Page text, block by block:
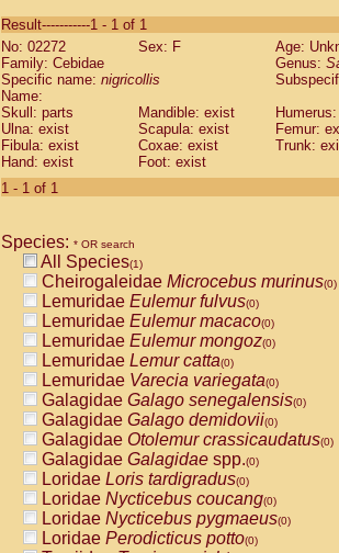
CebidaeSaguinus labiatus(0)
Cebidae Saguinus leucopus (0)
Cebidae
CebidaeSaguinus mystax
Cebidae Saguinus nigricollis (1)
Cebidae Saguinus oedipus
Cebidae Saguinus weddelli
Cebidae Saguinusspp.
Cebidae
CebidaeCebus capucinus
CebidaeCebus nigrivittatus
CebidaeCebus spp.(0)
CebidaeSaimiri boliviensis(0)
CebidaeSaimiri sciureus(0)
AtelidaeAlouatta caraya(0)
AtelidaeAlouatta fusca(0)
AtelidaeAlouatta seniculus(0)
AtelidaeAlouattaspp.(0)
AtelidaeAteles belzebuth(0)
AtelidaeAteles geoffroyi(0)
AtelidaeAteles paniscus(0)
AtelidaeAtelesspp.(0)
AtelidaeLagothrix lagothricha(0)
AtelidaeLagothrix lagothricha cana
PitheciidaeCacajao calvus
Result-----------1 - 1 of 1
No: 02272
Sex: F
Age:
Family: Cebidae
Genus:
Specific name: nigricollis
Name:
Skull: parts
Mandible: exist
Ulna: exist
Scapula: exist
Femur:
Fibula: exist
Coxae: exist
Trunk:
Hand: exist
Foot: exist
1 - 1 of 1
Species: * OR search
All Species(1)
Cheirogaleidae Microcebus murinus(0)
Lemuridae Eulemur fulvus(0)
Lemuridae Eulemur macaco(0)
Lemuridae Eulemur mongoz(0)
Lemuridae Lemur catta(0)
Lemuridae Varecia variegata(0)
Galagidae Galago senegalensis(0)
Galagidae Galago demidovii(0)
Galagidae Otolemur crassicaudatus(0)
Galagidae Galagidae spp.(0)
Loridae Loris tardigradus(0)
Loridae Nycticebus coucang(0)
Loridae Nycticebus pygmaeus(0)
Loridae Perodicticus potto(0)